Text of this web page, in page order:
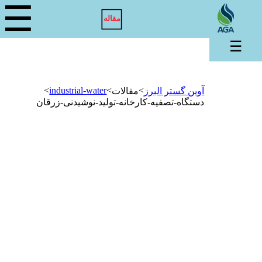
مقاله ☰
آوین گستر البرز >مقالات>
industrial-water
>
دستگاه-تصفیه-کارخانه-تولید-نوشیدنی-زرقان
☰